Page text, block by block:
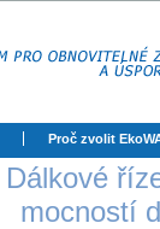
Proč zvolit
Dálkové
mocností